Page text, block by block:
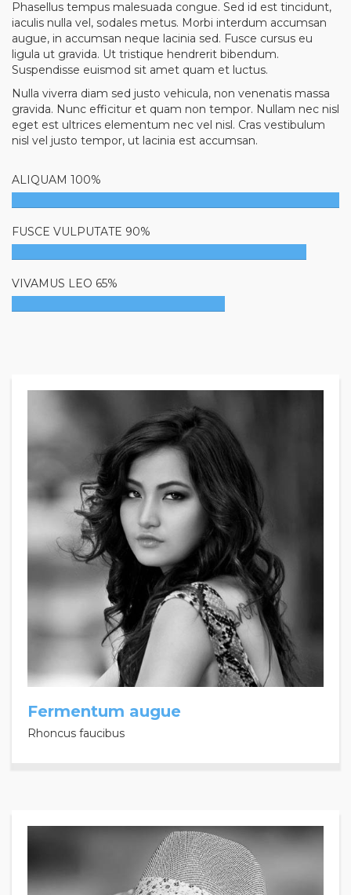
Phasellus tempus malesuada congue. Sed id est tincidunt,
iaculis nulla vel, sodales metus. Morbi interdum accumsan
augue, in accumsan neque lacinia sed. Fusce cursus eu
ligula ut gravida. Ut tristique hendrerit bibendum.
Suspendisse euismod sit amet quam et luctus.
Nulla viverra diam sed justo vehicula, non venenatis massa
gravida. Nunc efficitur et quam non tempor. Nullam nec nisl
eget est ultrices elementum nec vel nisl. Cras vestibulum
nisl vel justo tempor, ut lacinia est accumsan.
ALIQUAM 100%
FUSCE VULPUTATE 90%
VIVAMUS LEO 65%
Fermentum augue
Rhoncus faucibus